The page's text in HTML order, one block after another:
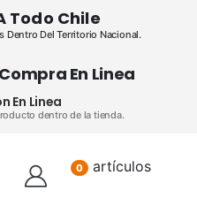
Todo Chile
Dentro Del Territorio Nacional.
En Linea
En Linea
dentro de la tienda.
0 artículos